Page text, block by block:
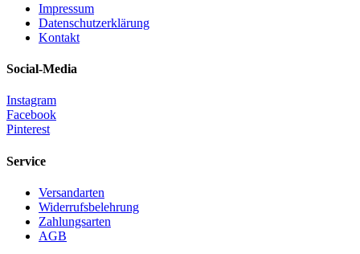
Impressum
Datenschutzerklärung
Kontakt
Social-Media
Instagram
Facebook
Pinterest
Service
Versandarten
Widerrufsbelehrung
Zahlungsarten
AGB